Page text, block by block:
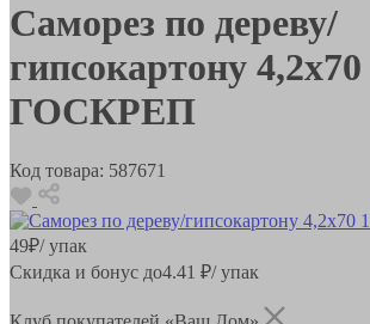
Саморез по дереву/
гипсокартону
ГОСКРЕП
Код товара: 587671
49₽/ упак
Скидка и бонус до4.41 ₽/ упак